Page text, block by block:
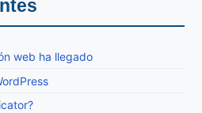
web ha llegado